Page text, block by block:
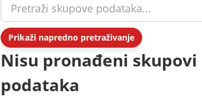
Prikaži napredno pretraživanje
Nisu pronađeni skupovi
podataka